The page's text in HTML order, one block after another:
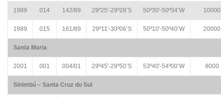
1989 014 142/89 29º25′-29º28’S 50º30′-50º34’W 10000
1989 015 161/89 29º11′-30º06’S 50º10′-50º40’W 20000
Santa Maria
2001 001 004/01 29º45′-29º50’S 53º40′-54º00’W 8000
Sinimbú – Santa Cruz do Sul